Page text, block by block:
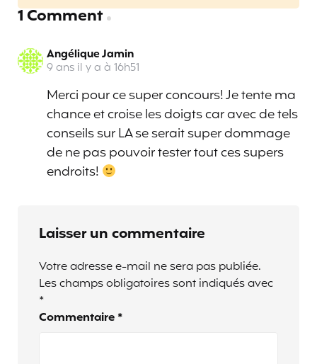
1 Comment
Angélique Jamin
9 ans il y a à 16h51
Merci pour ce super concours! Je tente ma
chance et croise les doigts car avec de tels
conseils sur LA se serait super dommage
de ne pas pouvoir tester tout ces supers
endroits!
Laisser un commentaire
Votre adresse e-mail ne sera pas publiée.
Les champs obligatoires sont indiqués avec
*
Commentaire *